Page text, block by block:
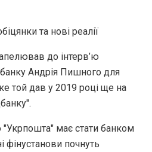
та нові реалії
до інтерв’ю
Андрія Пишного для
той дав у 2019 році ще на
має стати банком
фінустанови почнуть